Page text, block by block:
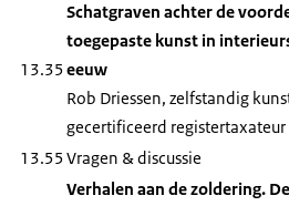
13.35
Schatgraven achter de
toegepaste kunst in
eeuw
Rob Driessen, zelfstandig
gecertificeerd registertaxateur
13.55Vragen & discussie
Verhalen aan de zoldering.